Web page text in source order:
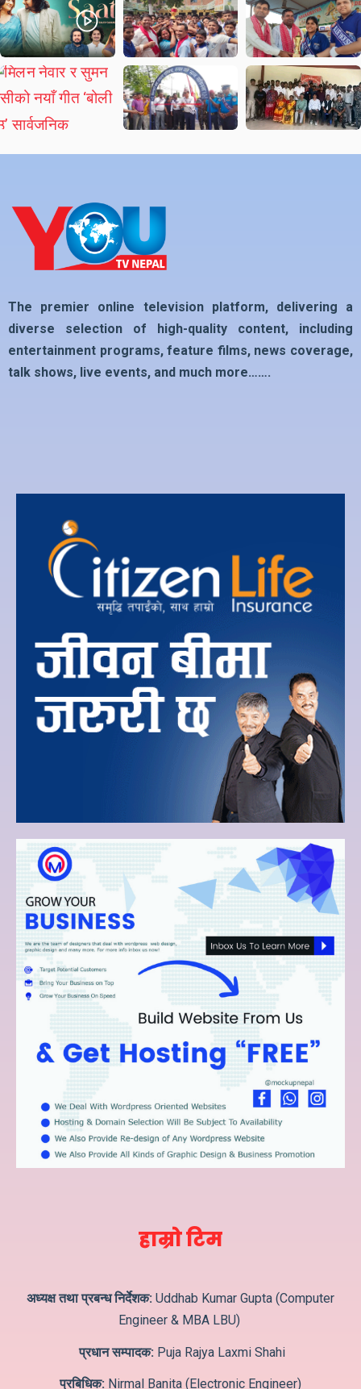
The premier online television platform, delivering a
diverse selection of high-quality content, including
entertainment programs, feature films, news coverage,
talk shows, live events, and much more…….
हाम्रो टिम
अध्यक्ष तथा प्रबन्ध निर्देशक: Uddhab Kumar Gupta (Computer
Engineer & MBA LBU)
प्रधान सम्पादक: Puja Rajya Laxmi Shahi
प्रबिधिक: Nirmal Banita (Electronic Engineer)